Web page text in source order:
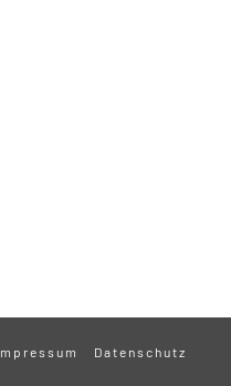
Datenschutz